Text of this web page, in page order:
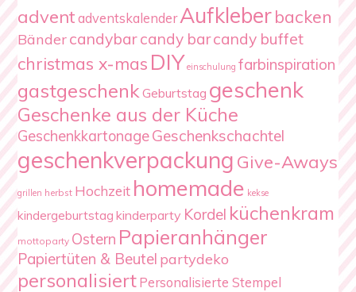
advent adventskalenderAufkleberbacken
Bändercandybarcandy barcandy buffet
christmas x-mas DIY einschulung farbinspiration
gastgeschenk Geburtstag geschenk
Geschenke aus der Küche
GeschenkkartonageGeschenkschachtel
geschenkverpackung Give-Aways
grillen herbst Hochzeit homemade kekse
kindergeburtstag kinderparty Kordel küchenkram
mottoparty Ostern Papieranhänger
Papiertüten & Beutel partydeko
personalisiert Personalisierte Stempel